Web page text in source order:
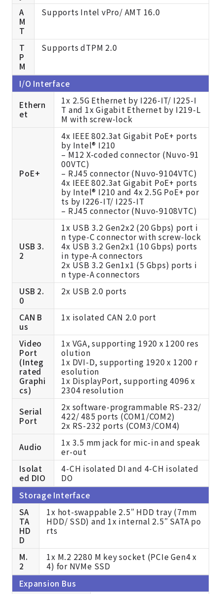
A
M
T
Supports Intel vPro/ AMT 16.0
T
P
M
Supports dTPM 2.0
I/O Interface
Ethern
et
1x 2.5G Ethernet by I226-IT/ I225-I
T and 1x Gigabit Ethernet by I219-L
M with screw-lock
PoE+
4x IEEE 802.3at Gigabit PoE+ ports
by Intel® I210
– M12 X-coded connector (Nuvo-91
00VTC)
– RJ45 connector (Nuvo-9104VTC)
4x IEEE 802.3at Gigabit PoE+ ports
by Intel® I210 and 4x 2.5G PoE+ por
ts by I226-IT/ I225-IT
– RJ45 connector (Nuvo-9108VTC)
USB 3.
2
1x USB 3.2 Gen2x2 (20 Gbps) port i
n type-C connector with screw-lock
4x USB 3.2 Gen2x1 (10 Gbps) ports
in type-A connectors
2x USB 3.2 Gen1x1 (5 Gbps) ports i
n type-A connectors
USB 2.
0
2x USB 2.0 ports
CAN B
us
1x isolated CAN 2.0 port
Video
Port
(Integ
rated
Graphi
cs)
1x VGA, supporting 1920 x 1200 res
olution
1x DVI-D, supporting 1920 x 1200 r
esolution
1x DisplayPort, supporting 4096 x
2304 resolution
Serial
Port
2x software-programmable RS-232/
422/ 485 ports (COM1/COM2)
2x RS-232 ports (COM3/COM4)
Audio
1x 3.5 mm jack for mic-in and speak
er-out
Isolat
ed DIO
4-CH isolated DI and 4-CH isolated
DO
Storage Interface
SA
TA
HD
D
1x hot-swappable 2.5″ HDD tray (7mm
HDD/ SSD) and 1x internal 2.5″ SATA po
rts
M.
2
1x M.2 2280 M key socket (PCIe Gen4 x
4) for NVMe SSD
Expansion Bus